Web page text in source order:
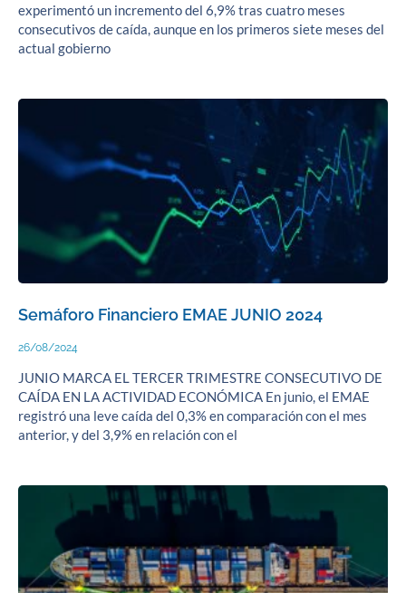
experimentó un incremento del 6,9% tras cuatro meses
consecutivos de caída, aunque en los primeros siete meses del
actual gobierno
Semáforo Financiero EMAE JUNIO 2024
26/08/2024
JUNIO MARCA EL TERCER TRIMESTRE CONSECUTIVO DE
CAÍDA EN LA ACTIVIDAD ECONÓMICA En junio, el EMAE
registró una leve caída del 0,3% en comparación con el mes
anterior, y del 3,9% en relación con el